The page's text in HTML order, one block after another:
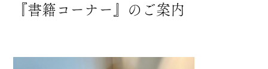
『書籍コーナー』のご案内